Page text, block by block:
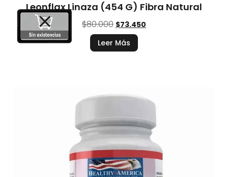
Leonflax Linaza (454 G) Fibra Natural
$80.000 $73.450
Leer Más